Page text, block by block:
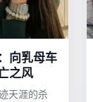
向乳母车
之风
天涯的杀